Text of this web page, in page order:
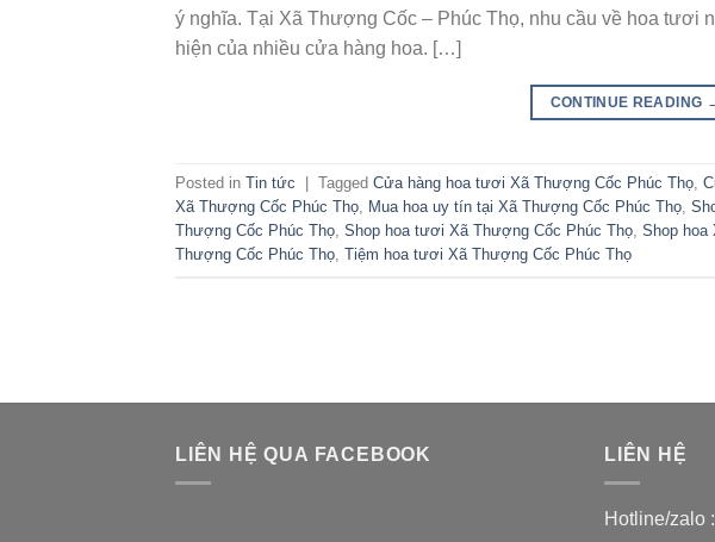
ý nghĩa. Tại Xã Thượng Cốc – Phúc Thọ, nhu cầu về hoa tươi
hiện của nhiều cửa hàng hoa. […]
CONTINUE READING
Posted in Tin tức Tagged Cửa hàng hoa tươi Xã Thượng Cốc Phúc Thọ,
Xã Thượng Cốc Phúc Thọ, Mua hoa uy tín tại Xã Thượng Cốc Phúc Thọ,
Thượng Cốc Phúc Thọ, Shop hoa tươi Xã Thượng Cốc Phúc Thọ, Shop hoa
Thượng Cốc Phúc Thọ, Tiệm hoa tươi Xã Thượng Cốc Phúc Thọ
LIÊN HỆ QUA FACEBOOK LIÊN HỆ
Hotline/zalo :